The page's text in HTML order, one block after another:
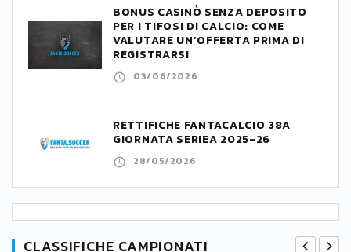
BONUS CASINÒ SENZA DEPOSITO
PER I TIFOSI DI CALCIO: COME
VALUTARE UN’OFFERTA PRIMA DI
REGISTRARSI
03/06/2026
RETTIFICHE FANTACALCIO 38A
GIORNATA SERIEA 2025-26
28/05/2026
CLASSIFICHE CAMPIONATI